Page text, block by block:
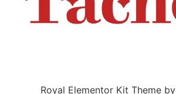
Royal Elementor Kit Theme by